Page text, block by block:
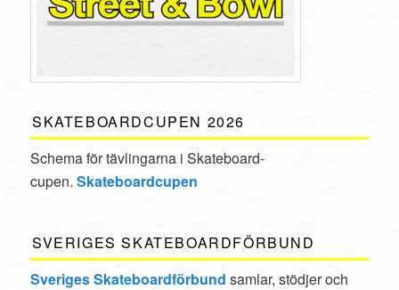
SKATEBOARDCUPEN 2026
Schema för tävlingarna i Skate­board­
cupen.Skateboardcupen
SVERIGES SKATEBOARDFÖRBUND
Sveriges Skateboardförbund samlar, stödjer och